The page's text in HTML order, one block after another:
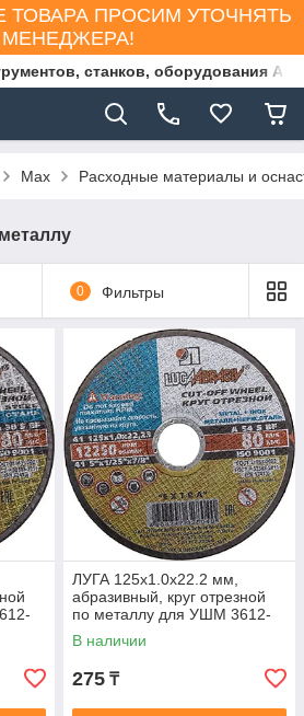
ТОВАРА ПРОСИМ УТОЧНЯТЬ
МЕНЕДЖЕРА!
станков, оборудования
Max Расходные материалы и
0 Фильтры
ЛУГА 125х1.0х22.2 мм,
абразивный, круг отрезной
по металлу для УШМ 3612-
125-1.0
В наличии
275 ₸